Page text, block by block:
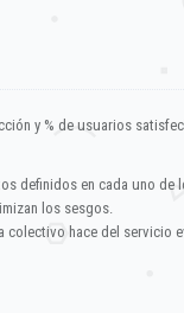
y % de usuarios
definidos en cada uno de
los sesgos.
colectivo hace del servicio